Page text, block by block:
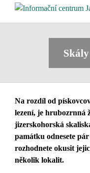
Přeskočit
Na rozdíl od
lezení, je hrubozrnná
jizerskohorská
památku odnesete
rozhodnete okusit
několik lokalit.